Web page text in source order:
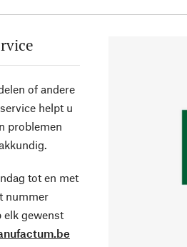
of andere
helpt u
problemen
tot en met
nummer
elk gewenst